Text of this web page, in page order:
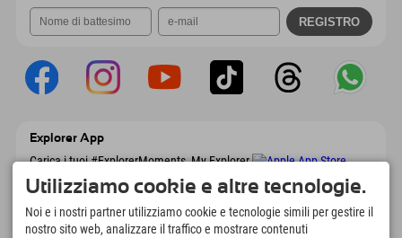
Explorer App
Carica i tuoi #ExplorerMoments, My Explorer
To Go con panoramica delle prenotazioni,
lista dei desideri, panoramica dei ristoranti e
molto altro. Scaricalo subito!
Utilizziamo cookie e altre tecnologie.
Noi e i nostri partner utilizziamo cookie e tecnologie simili per gestire il
nostro sito web, analizzare il traffico e mostrare contenuti